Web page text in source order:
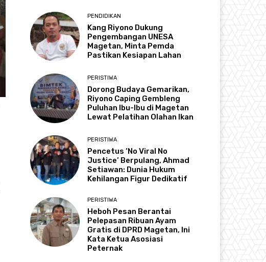
PENDIDIKAN
Kang Riyono Dukung
Pengembangan UNESA
Magetan, Minta Pemda
Pastikan Kesiapan Lahan
PERISTIWA
Dorong Budaya Gemarikan,
Riyono Caping Gembleng
Puluhan Ibu-Ibu di Magetan
Lewat Pelatihan Olahan Ikan
PERISTIWA
Pencetus ‘No Viral No
Justice’ Berpulang, Ahmad
Setiawan: Dunia Hukum
Kehilangan Figur Dedikatif
PERISTIWA
Heboh Pesan Berantai
Pelepasan Ribuan Ayam
Gratis di DPRD Magetan, Ini
Kata Ketua Asosiasi
Peternak